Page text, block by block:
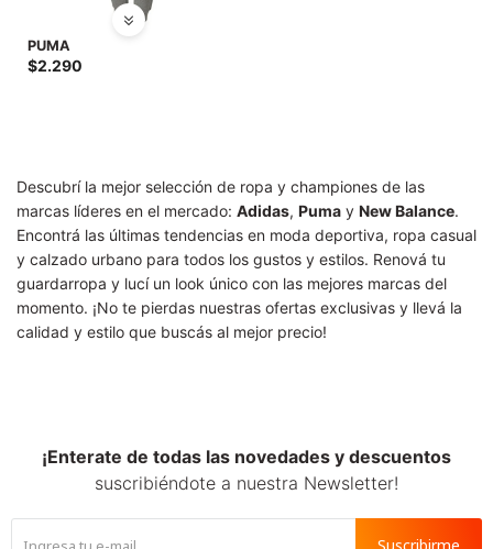
PUMA
$2.290
Descubrí la mejor selección de ropa y championes de las
marcas líderes en el mercado: Adidas, Puma y New Balance.
Encontrá las últimas tendencias en moda deportiva, ropa casual
y calzado urbano para todos los gustos y estilos. Renová tu
guardarropa y lucí un look único con las mejores marcas del
momento. ¡No te pierdas nuestras ofertas exclusivas y llevá la
calidad y estilo que buscás al mejor precio!
¡Enterate de todas las novedades y descuentos
suscribiéndote a nuestra Newsletter!
SALE